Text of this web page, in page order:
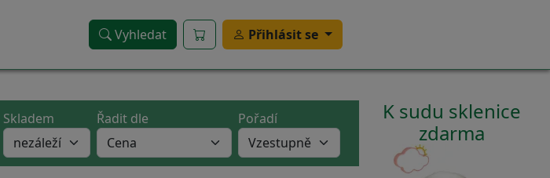
Vyhledat Přihlásit se
Skladem Řadit dle Pořadí
K sudu sklenice
zdarma